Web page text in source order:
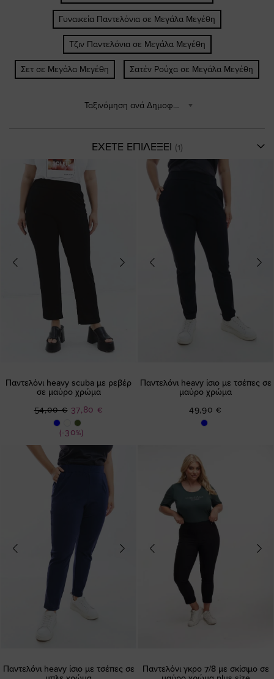
Γυναικεία Παντελόνια σε Μεγάλα Μεγέθη
Τζιν Παντελόνια σε Μεγάλα Μεγέθη
Σετ σε Μεγάλα Μεγέθη Σατέν Ρούχα σε Μεγάλα Μεγέθη
Ταξινόμηση ανά Δημοφιλέστερα
ΕΧΕΤΕ ΕΠΙΛΕΞΕΙ
Παντελόνι heavy scuba με ρεβέρ
σε μαύρο χρώμα
(-30%)
Ειδική
Τιμή
37,80 €
54,00 €
Παντελόνι heavy ίσιο με τσέπες σε
μαύρο χρώμα
49,90 €
Παντελόνι heavy ίσιο με τσέπες σε
Παντελόνι γκρο 7/8 με σκίσιμο σε